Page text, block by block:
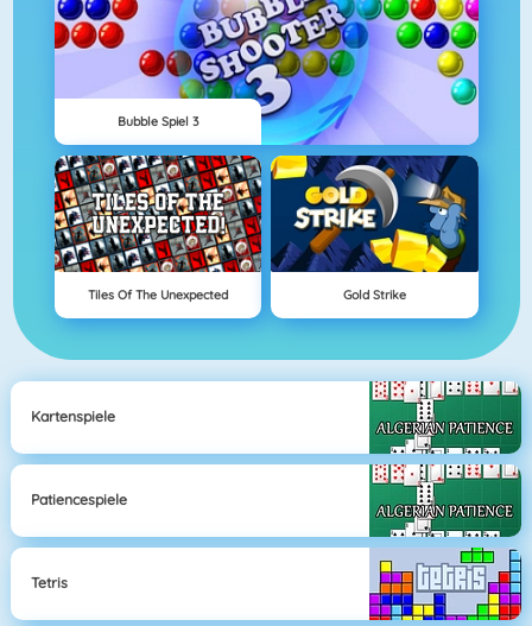
Bubble Spiel 3
Tiles Of The Unexpected Gold Strike
Kartenspiele
Patiencespiele
Tetris